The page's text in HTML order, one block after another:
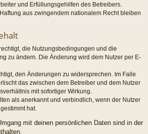
und Erfüllungsgehilfen des Betreibers.
aus zwingendem nationalem Recht bleiben
die Nutzungsbedingungen und die
zu ändern. Die Änderung wird dem Nutzer per E-
den Änderungen zu widersprechen. Im Falle
das zwischen dem Betreiber und dem Nutzer
mit sofortiger Wirkung.
als anerkannt und verbindlich, wenn der Nutzer
hat.
mit deinen persönlichen Daten sind in der